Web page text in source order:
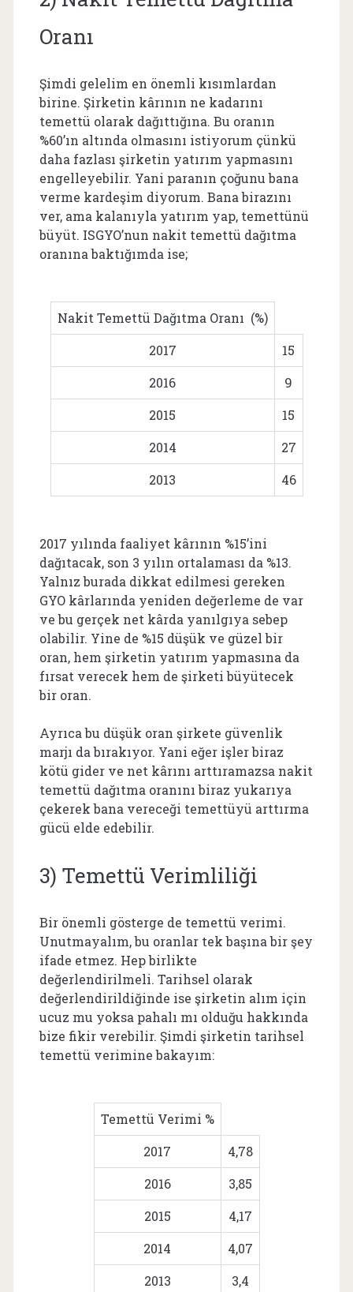
Oranı
Şimdi gelelim en önemli kısımlardan
birine. Şirketin kârının ne kadarını
temettü olarak dağıttığına. Bu oranın
%60’ın altında olmasını istiyorum çünkü
daha fazlası şirketin yatırım yapmasını
engelleyebilir. Yani paranın çoğunu bana
verme kardeşim diyorum. Bana birazını
ver, ama kalanıyla yatırım yap, temettünü
büyüt. ISGYO’nun nakit temettü dağıtma
oranına baktığımda ise;
Nakit Temettü Dağıtma Oranı (%)
2017
15
2016
9
2015
15
2014
27
2013
46
2017 yılında faaliyet kârının %15’ini
dağıtacak, son 3 yılın ortalaması da %13.
Yalnız burada dikkat edilmesi gereken
GYO kârlarında yeniden değerleme de var
ve bu gerçek net kârda yanılgıya sebep
olabilir. Yine de %15 düşük ve güzel bir
oran, hem şirketin yatırım yapmasına da
fırsat verecek hem de şirketi büyütecek
bir oran.
Ayrıca bu düşük oran şirkete güvenlik
marjı da bırakıyor. Yani eğer işler biraz
kötü gider ve net kârını arttıramazsa nakit
temettü dağıtma oranını biraz yukarıya
çekerek bana vereceği temettüyü arttırma
gücü elde edebilir.
3) Temettü Verimliliği
Bir önemli gösterge de temettü verimi.
Unutmayalım, bu oranlar tek başına bir şey
ifade etmez. Hep birlikte
değerlendirilmeli. Tarihsel olarak
değerlendirildiğinde ise şirketin alım için
ucuz mu yoksa pahalı mı olduğu hakkında
bize fikir verebilir. Şimdi şirketin tarihsel
temettü verimine bakayım:
Temettü Verimi %
2017
4,78
2016
3,85
2015
4,17
2014
4,07
2013
3,4